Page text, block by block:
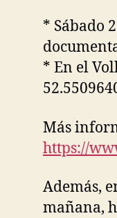
* Sábado
* En el
Más
https://
Además,
mañana,